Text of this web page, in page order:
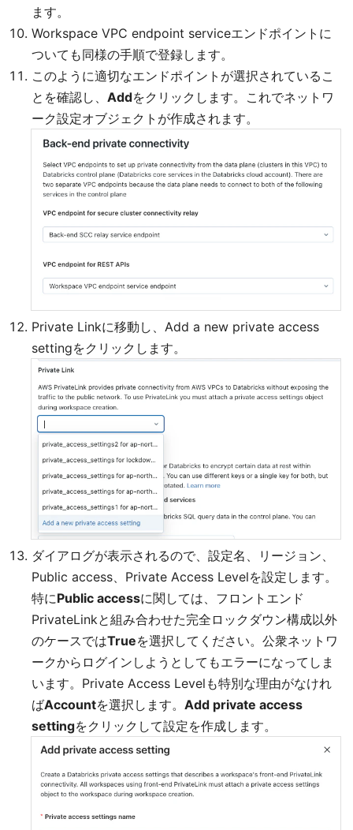
ます。
Workspace VPC endpoint serviceエンドポイントに
ついても同様の手順で登録します。
このように適切なエンドポイントが選択されているこ
とを確認し、 Addをクリックします。これでネットワ
ーク設定オブジェクトが作成されます。
Private Linkに移動し、Add a new private access
settingをクリックします。
ダイアログが表示されるので、設定名、リージョン、
Public access、Private Access Levelを設定します。
特にPublic accessに関しては、フロントエンド
PrivateLinkと組み合わせた完全ロックダウン構成以外
のケースではTrueを選択してください。公衆ネットワ
ークからログインしようとしてもエラーになってしま
います。Private Access Levelも特別な理由がなけれ
ばAccountを選択します。 Add private access
settingをクリックして設定を作成します。